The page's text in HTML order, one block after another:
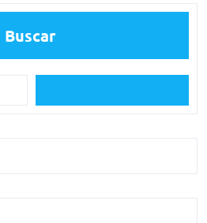
Buscar